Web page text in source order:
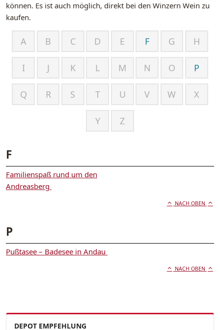
können. Es ist auch möglich, direkt bei den Winzern Wein zu
kaufen.
A B C D E F G H
I J K L M N O P
Q R S T U V W X
Y Z
F
Familienspaß rund um den
Andreasberg
NACH OBEN
P
Pußtasee – Badesee in Andau
NACH OBEN
DEPOT EMPFEHLUNG